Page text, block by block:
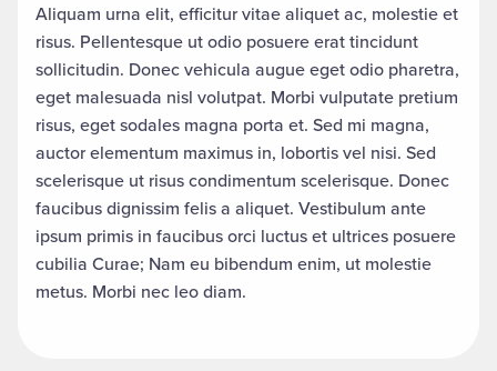
Aliquam urna elit, efficitur vitae aliquet ac, molestie et
risus. Pellentesque ut odio posuere erat tincidunt
sollicitudin. Donec vehicula augue eget odio pharetra,
eget malesuada nisl volutpat. Morbi vulputate pretium
risus, eget sodales magna porta et. Sed mi magna,
auctor elementum maximus in, lobortis vel nisi. Sed
scelerisque ut risus condimentum scelerisque. Donec
faucibus dignissim felis a aliquet. Vestibulum ante
ipsum primis in faucibus orci luctus et ultrices posuere
cubilia Curae; Nam eu bibendum enim, ut molestie
metus. Morbi nec leo diam.